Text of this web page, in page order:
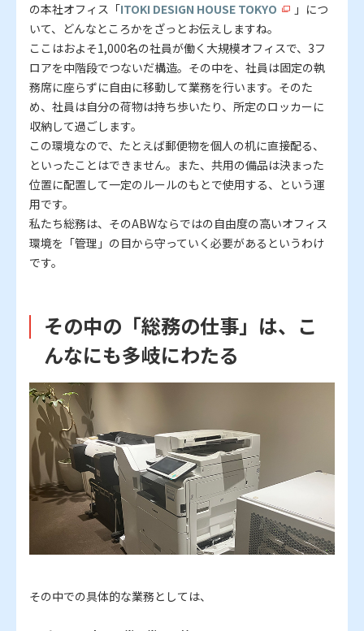
の本社オフィス「ITOKI DESIGN HOUSE TOKYO
」につ
いて、どんなところかをざっとお伝えしますね。
ここはおよそ1,000名の社員が働く大規模オフィスで、3フ
ロアを中階段でつないだ構造。その中を、社員は固定の執
務席に座らずに自由に移動して業務を行います。そのた
め、社員は自分の荷物は持ち歩いたり、所定のロッカーに
収納して過ごします。
この環境なので、たとえば郵便物を個人の机に直接配る、
といったことはできません。また、共用の備品は決まった
位置に配置して一定のルールのもとで使用する、という運
用です。
私たち総務は、そのABWならではの自由度の高いオフィス
環境を「管理」の目から守っていく必要があるというわけ
です。
その中の「総務の仕事」は、こ
んなにも多岐にわたる
その中での具体的な業務としては、